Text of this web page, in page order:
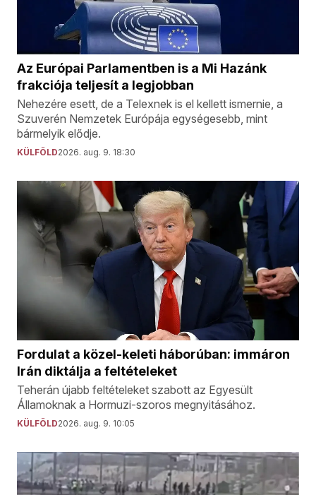
Az Európai Parlamentben is a Mi Hazánk
frakciója teljesít a legjobban
Nehezére esett, de a Telexnek is el kellett ismernie, a
Szuverén Nemzetek Európája egységesebb, mint
bármelyik elődje.
KÜLFÖLD2026. aug. 9. 18:30
Fordulat a közel-keleti háborúban: immáron
Irán diktálja a feltételeket
Teherán újabb feltételeket szabott az Egyesült
Államoknak a Hormuzi-szoros megnyitásához.
KÜLFÖLD2026. aug. 9. 10:05